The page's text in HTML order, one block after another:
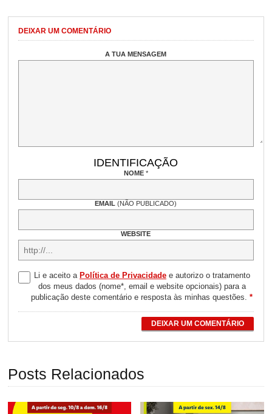
DEIXAR UM COMENTÁRIO
A TUA MENSAGEM
IDENTIFICAÇÃO
NOME *
EMAIL(NÃO PUBLICADO)
WEBSITE
Li e aceito a Política de Privacidadee autorizo o tratamento
dos meus dados (nome*, email e website opcionais) para a
publicação deste comentário e resposta às minhas questões.*
DEIXAR UM COMENTÁRIO
Posts Relacionados